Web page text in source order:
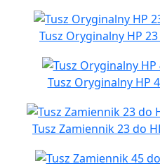
Tusz Oryginalny HP
Tusz Oryginalny HP
Tusz Zamiennik 23 do